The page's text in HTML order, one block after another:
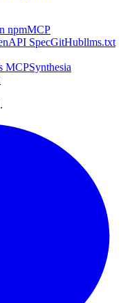
npmMCP
SpecGitHubllms.txt
MCPSynthesia